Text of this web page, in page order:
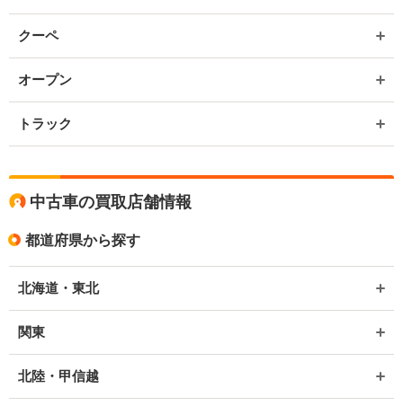
クーペ
オープン
トラック
中古車の買取店舗情報
都道府県から探す
北海道・東北
関東
北陸・甲信越